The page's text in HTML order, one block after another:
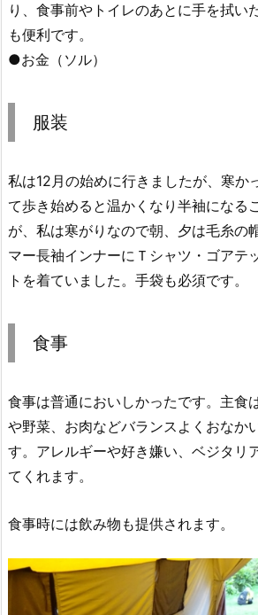
り、食事前やトイレのあとに手を拭い
も便利です。
●お金（ソル）
服装
私は12月の始めに行きましたが、寒か
て歩き始めると温かくなり半袖になる
が、私は寒がりなので朝、夕は毛糸の
マー長袖インナーにＴシャツ・ゴアテ
トを着ていました。手袋も必須です。
食事
食事は普通においしかったです。主食
や野菜、お肉などバランスよくおなか
す。アレルギーや好き嫌い、ベジタリ
てくれます。
食事時には飲み物も提供されます。